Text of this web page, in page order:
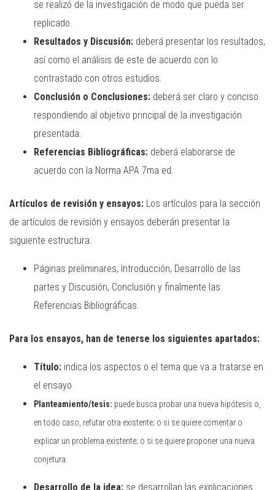
se realizó de la investigación de modo que pueda ser
replicado.
Resultados y Discusión: deberá presentar los resultados,
así como el análisis de este de acuerdo con lo
contrastado con otros estudios.
Conclusión o Conclusiones: deberá ser claro y conciso
respondiendo al objetivo principal de la investigación
presentada.
Referencias Bibliográficas: deberá elaborarse de
acuerdo con la Norma APA 7ma ed.
Artículos de revisión y ensayos: Los artículos para la sección
de artículos de revisión y ensayos deberán presentar la
siguiente estructura:
Páginas preliminares, Introducción, Desarrollo de las
partes y Discusión, Conclusión y finalmente las
Referencias Bibliográficas.
Para los ensayos, han de tenerse los siguientes apartados:
Título: indica los aspectos o el tema que va a tratarse en
el ensayo
Planteamiento/tesis: puede busca probar una nueva hipótesis o,
en todo caso, refutar otra existente; o si se quiere comentar o
explicar un problema existente; o si se quiere proponer una nueva
conjetura.
Desarrollo de la idea: se desarrollan las explicaciones